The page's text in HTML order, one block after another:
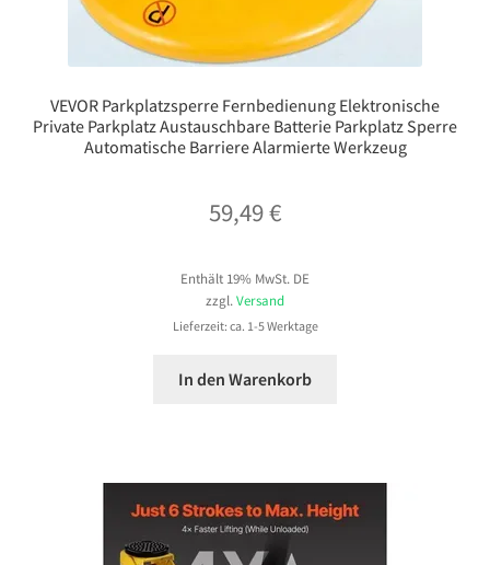
VEVOR Parkplatzsperre Fernbedienung Elektronische
Private Parkplatz Austauschbare Batterie Parkplatz Sperre
Automatische Barriere Alarmierte Werkzeug
59,49€
Enthält 19% MwSt. DE
zzgl.Versand
Lieferzeit: ca. 1-5 Werktage
In den Warenkorb